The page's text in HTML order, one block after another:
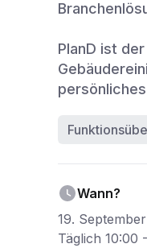
PlanD ist
Wann?
19.
Täglich 10:00